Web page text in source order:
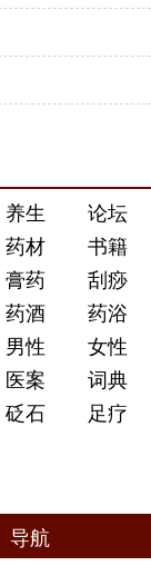
养生
论坛
药材
书籍
膏药
刮痧
药酒
药浴
男性
女性
医案
词典
砭石 足疗
导航